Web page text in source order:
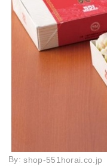
By: shop-551horai.co.jp